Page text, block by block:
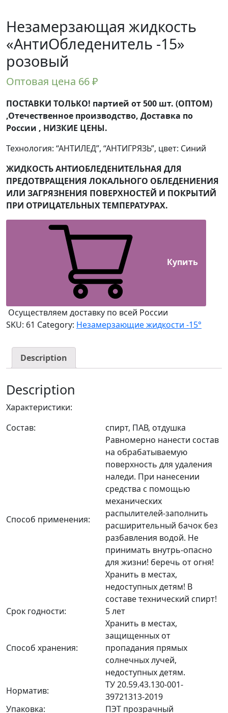
Незамерзающая жидкость
«АнтиОбледенитель -15»
розовый
Оптовая цена 66₽
ПОСТАВКИ ТОЛЬКО! партией от 500 шт. (ОПТОМ)
,Отечественное производство, Доставка по
России , НИЗКИЕ ЦЕНЫ.
Технология: “АНТИЛЕД”, “АНТИГРЯЗЬ”, цвет: Синий
ЖИДКОСТЬ АНТИОБЛЕДЕНИТЕЛЬНАЯ ДЛЯ
ПРЕДОТВРАЩЕНИЯ ЛОКАЛЬНОГО ОБЛЕДЕНИЕНИЯ
ИЛИ ЗАГРЯЗНЕНИЯ ПОВЕРХНОСТЕЙ И ПОКРЫТИЙ
ПРИ ОТРИЦАТЕЛЬНЫХ ТЕМПЕРАТУРАХ.
Купить
Осуществляем доставку по всей России
SKU: 61 Category: Незамерзающие жидкости -15°
Description
Description
Характеристики:
Состав:
спирт, ПАВ, отдушка
Способ применения:
Равномерно нанести состав
на обрабатываемую
поверхность для удаления
наледи. При нанесении
средства с помощью
механических
распылителей-заполнить
расширительный бачок без
разбавления водой. Не
принимать внутрь-опасно
для жизни! беречь от огня!
Хранить в местах,
недоступных детям! В
составе технический спирт!
Срок годности:
5 лет
Способ хранения:
Хранить в местах,
защищенных от
пропадания прямых
солнечных лучей,
недоступных детям.
Норматив:
ТУ 20.59.43.130-001-
39721313-2019
Упаковка:
ПЭТ прозрачный